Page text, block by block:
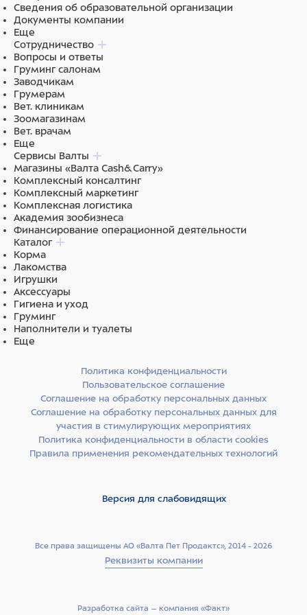
Сведения об образовательной организации
Документы компании
Еще
Сотрудничество
Вопросы и ответы
Груминг салонам
Заводчикам
Грумерам
Вет. клиникам
Зоомагазинам
Вет. врачам
Еще
Сервисы Валты
Магазины «Валта Cash&Carry»
Комплексный консалтинг
Комплексный маркетинг
Комплексная логистика
Академия зообизнеса
Финансирование операционной деятельности
Каталог
Корма
Лакомства
Игрушки
Аксессуары
Гигиена и уход
Груминг
Наполнители и туалеты
Еще
Все права защищены АО «Валта Пет Продактс», 2014 - 2026
Реквизиты компании
Политика конфиденциальности
Пользовательское соглашение
Соглашение на обработку персональных данных
Соглашение на обработку персональных данных для
участия в стимулирующих мероприятиях
Политика конфиденциальности в области cookies
Правила применения рекомендательных технологий
Версия для слабовидящих
Разработка сайта –­ компания «Факт»